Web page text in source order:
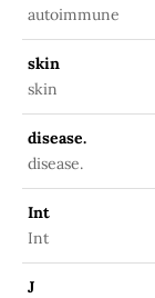
autoimmune
skin
skin
disease.
disease.
Int
Int
J